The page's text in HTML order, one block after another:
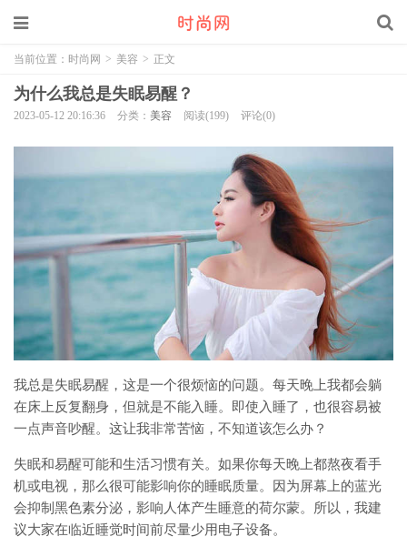
当前位置： 时尚网 > 美容 > 正文
为什么我总是失眠易醒？
2023-05-12 20:16:36 分类： 美容 阅读(199) 评论(0)
我总是失眠易醒，这是一个很烦恼的问题。每天晚上我都会躺
在床上反复翻身，但就是不能入睡。即使入睡了，也很容易被
一点声音吵醒。这让我非常苦恼，不知道该怎么办？
失眠和易醒可能和生活习惯有关。如果你每天晚上都熬夜看手
机或电视，那么很可能影响你的睡眠质量。因为屏幕上的蓝光
会抑制黑色素分泌，影响人体产生睡意的荷尔蒙。所以，我建
议大家在临近睡觉时间前尽量少用电子设备。